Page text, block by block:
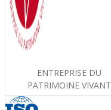
ENTREPRISE DU
PATRIMOINE VIVANT